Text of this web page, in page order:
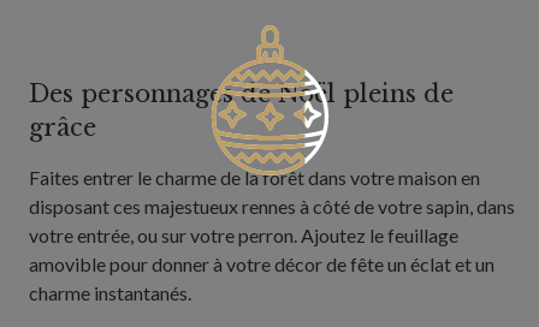
Des personnages de Noël pleins de
grâce
Faites entrer le charme de la forêt dans votre maison en
disposant ces majestueux rennes à côté de votre sapin, dans
votre entrée, ou sur votre perron. Ajoutez le feuillage
amovible pour donner à votre décor de fête un éclat et un
charme instantanés.